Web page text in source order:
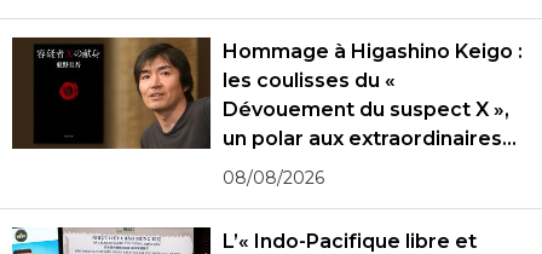
Hommage à Higashino Keigo :
les coulisses du «
Dévouement du suspect X »,
un polar aux extraordinaires
rebondissements
08/08/2026
L’« Indo-Pacifique libre et